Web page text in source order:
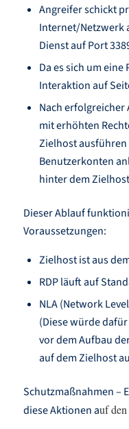
Angreifer schickt
Internet/Netzwerk
Dienst auf Port
Da es sich um
Interaktion auf
Nach
mit erhöhten
Zielhost
Benutzerkonten
hinter dem
Dieser Ablauf
Voraussetzungen:
Zielhost ist aus
RDP läuft auf
NLA (Network
(Diese würde
vor dem Aufbau
auf dem Zielhost
Schutzmaßnahmen –
diese Aktionen auf